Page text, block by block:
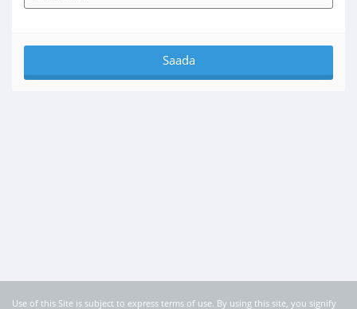
Use of this Site is subject to express terms of use. By using this site, you signify